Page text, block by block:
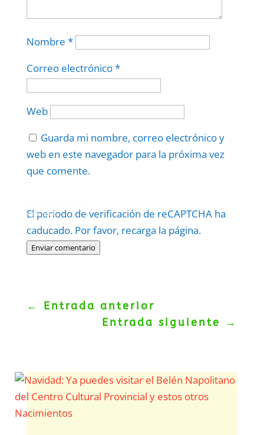
Nombre *
Correo electrónico*
Web
Guarda mi nombre, correo electrónico y
web en este navegador para la próxima vez
que comente.
El periodo de verificación de reCAPTCHA ha
caducado. Por favor, recarga la página.
Enviar comentario
Politica–Términos.
← Entrada anterior
Entrada siguiente
→